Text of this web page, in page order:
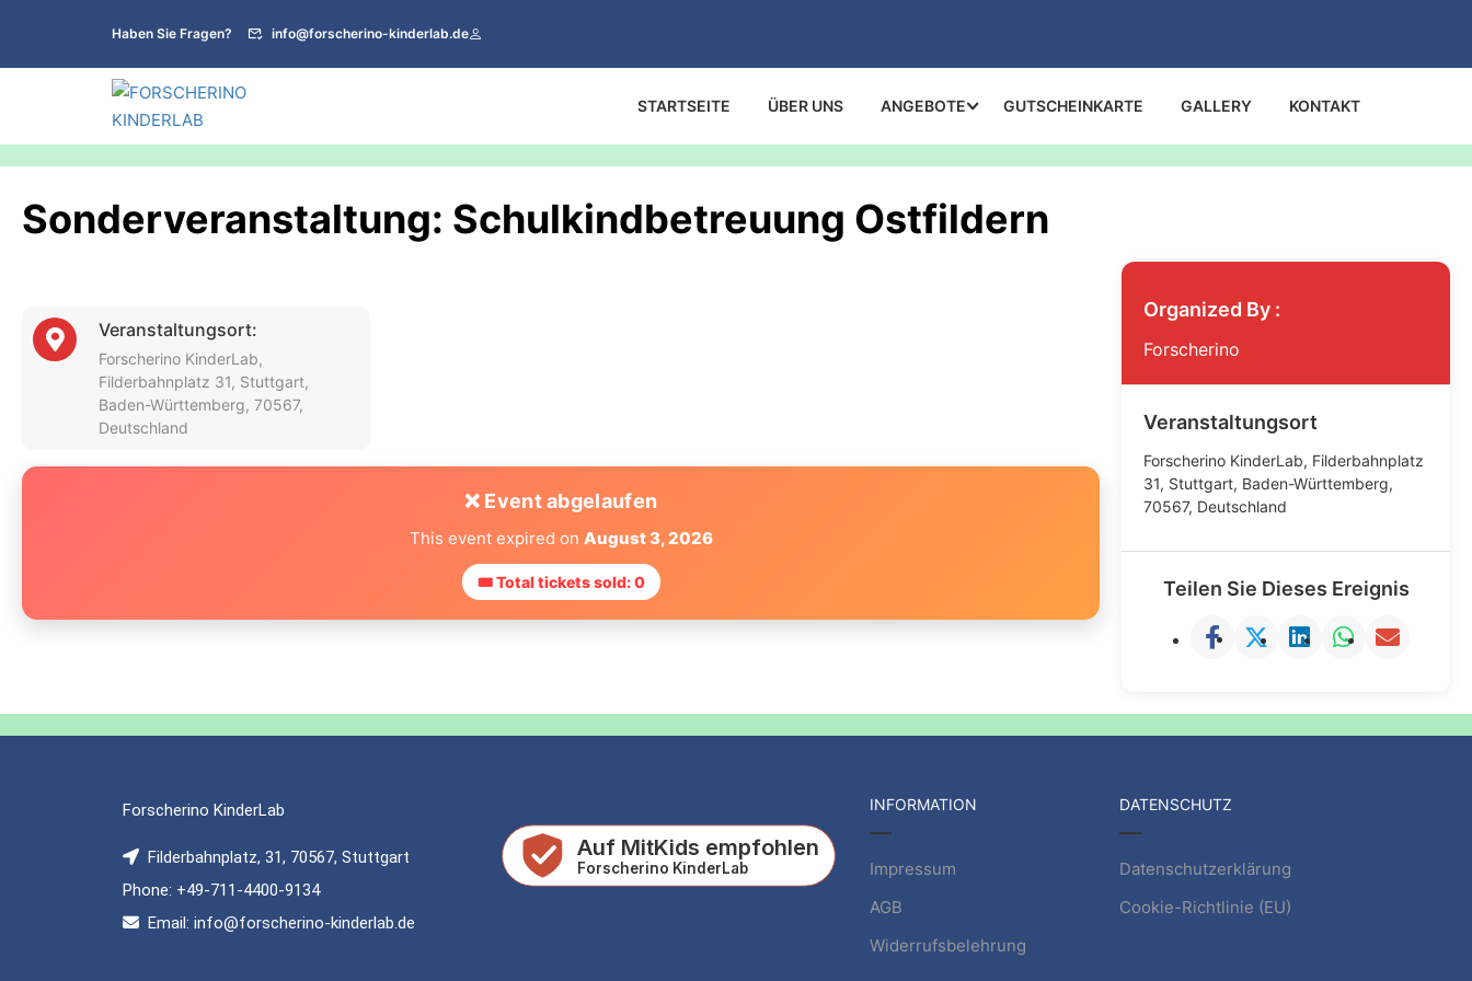
Haben Sie Fragen? info@forscherino-kinderlab.de
STARTSEITE ÜBER UNS ANGEBOTE GUTSCHEINKARTE GALLERY KONTAKT
Sonderveranstaltung: Schulkindbetreuung Ostfildern
Veranstaltungsort:
Forscherino KinderLab,
Filderbahnplatz 31, Stuttgart,
Baden-Württemberg, 70567,
Deutschland
❌ Event abgelaufen
This event expired on August 3, 2026
🎟 Total tickets sold: 0
Organized By :
Forscherino
Veranstaltungsort
Forscherino KinderLab, Filderbahnplatz
31, Stuttgart, Baden-Württemberg,
70567, Deutschland
Teilen Sie Dieses Ereignis
Forscherino KinderLab
Filderbahnplatz, 31, 70567, Stuttgart
Phone: +49-711-4400-9134
Email: info@forscherino-kinderlab.de
INFORMATION
Impressum
AGB
Widerrufsbelehrung
DATENSCHUTZ
Datenschutzerklärung
Cookie-Richtlinie (EU)